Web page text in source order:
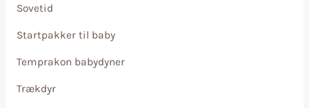
Sovetid
Startpakker til baby
Temprakon babydyner
Trækdyr